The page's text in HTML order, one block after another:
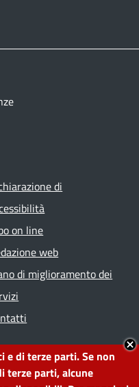
e di terze parti. Se non
terze parti, alcune
di
on line
web
di miglioramento dei